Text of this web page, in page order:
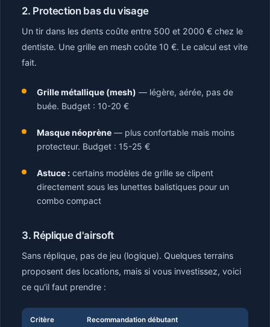
2. Protection bas du visage
Un tir dans les dents coûte entre 500 et 2000 € chez le
dentiste. Une grille en mesh coûte 10 €. Le calcul est vite
fait.
Grille métallique (mesh) — légère, aérée, pas de
buée. Budget : 10-20 €
Masque néoprène — plus confortable mais moins
protecteur. Budget : 15-25 €
Astuce : certains modèles de grille se clipent
directement sous les lunettes balistiques pour un
combo compact
3. Réplique d'airsoft
Sans réplique, pas de jeu (logique). Quelques terrains
proposent des locations, mais si vous investissez, voici
ce qu'il faut prendre :
Critère Recommandation débutant